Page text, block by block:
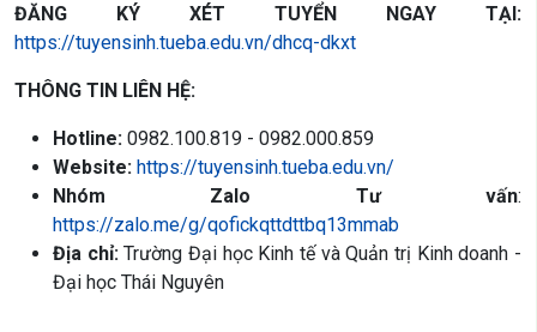
ĐĂNG KÝ XÉT TUYỂN NGAY TẠI:
https://tuyensinh.tueba.edu.vn/dhcq-dkxt
THÔNG TIN LIÊN HỆ:
Hotline: 0982.100.819 - 0982.000.859
Website: https://tuyensinh.tueba.edu.vn/
Nhóm Zalo Tư vấn:
https://zalo.me/g/qofickqttdttbq13mmab
Địa chỉ:Trường Đại học Kinh tế và Quản trị Kinh doanh -
Đại học Thái Nguyên